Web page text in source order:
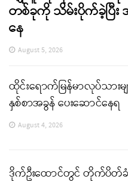
တစ်ခုကို သိမ်းပိုက်ခဲ့ပြီး
နေ
August 5, 2026
ထိုင်းရောက်မြန်မာလုပ်သားမ
နှစ်စာအခွန် ပေးဆောင်နေရ
August 4, 2026
ဒိုက်ဦးထောင်တွင် တိုက်ပိတ်ခံ